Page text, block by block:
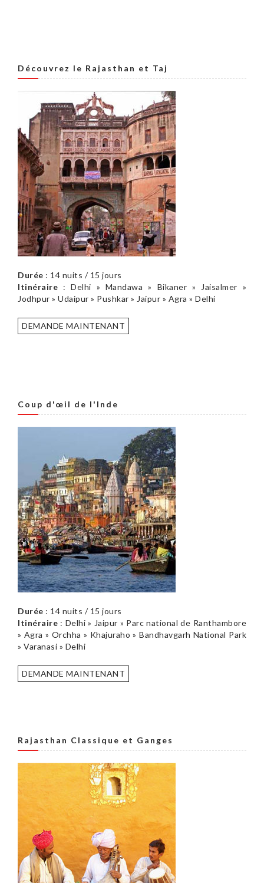
Découvrez le Rajasthan et Taj
Durée : 14 nuits / 15 jours
Itinéraire : Delhi » Mandawa » Bikaner » Jaisalmer »
Jodhpur » Udaipur » Pushkar » Jaipur » Agra » Delhi
DEMANDE MAINTENANT
Coup d'œil de l'Inde
Durée : 14 nuits / 15 jours
Itinéraire : Delhi » Jaipur » Parc national de Ranthambore
» Agra » Orchha » Khajuraho » Bandhavgarh National Park
» Varanasi » Delhi
DEMANDE MAINTENANT
Rajasthan Classique et Ganges